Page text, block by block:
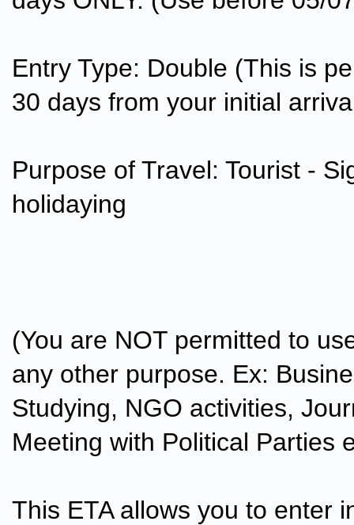
Entry Type: Double (This is
30 days from your initial
Purpose of Travel: Tourist -
holidaying
(You are NOT permitted to
any other purpose. Ex:
Studying, NGO activities,
Meeting with Political Parties
This ETA allows you to enter